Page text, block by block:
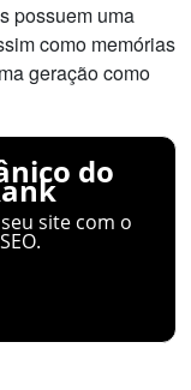
possuem uma
como memórias
geração como
do
site com o